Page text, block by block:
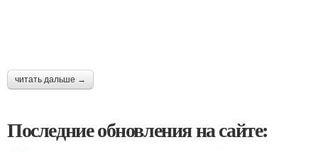
читать дальше →
Последние обновления на сайте: